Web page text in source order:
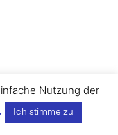
Nutzung der
Ich stimme zu